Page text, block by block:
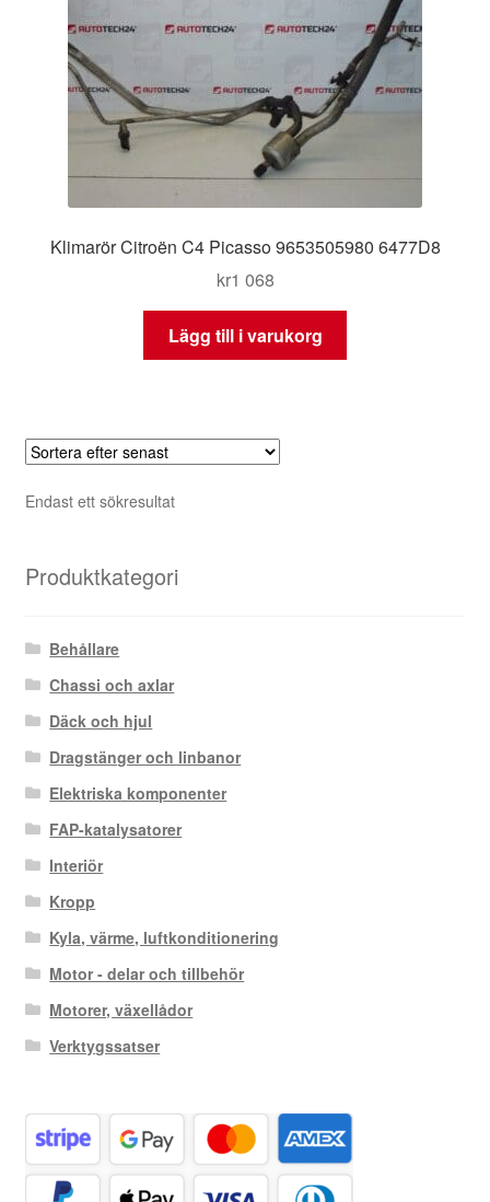
Klimarör Citroën C4 Picasso 9653505980 6477D8
kr1 068
Lägg till i varukorg
Endast ett sökresultat
Produktkategori
Behållare
Chassi och axlar
Däck och hjul
Dragstänger och linbanor
Elektriska komponenter
FAP-katalysatorer
Interiör
Kropp
Kyla, värme, luftkonditionering
Motor - delar och tillbehör
Motorer, växellådor
Verktygssatser